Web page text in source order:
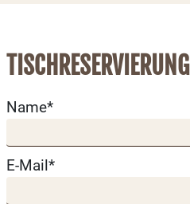
TISCHRESERVIERUNG
Name*
E-Mail*